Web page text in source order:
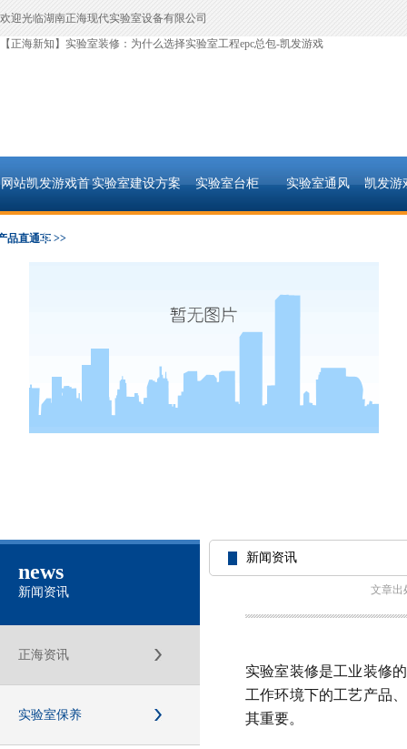
欢迎光临湖南正海现代实验室设备有限公司
【正海新知】实验室装修：为什么选择实验室工程epc总包-凯发游戏
网站凯发游戏首
页
实验室建设方案 实验室台柜 实验室通风 凯发游
品直通车 >>
news
新闻资讯
正海资讯
实验室保养
新闻资讯
文章出
实验室装修是工业装修
工作环境下的工艺产品
其重要。